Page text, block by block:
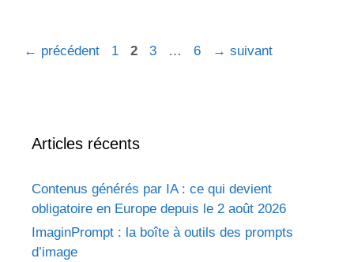
← précédent 1 2 3 … 6 → suivant
Articles récents
Contenus générés par IA : ce qui devient
obligatoire en Europe depuis le 2 août 2026
ImaginPrompt : la boîte à outils des prompts
d’image